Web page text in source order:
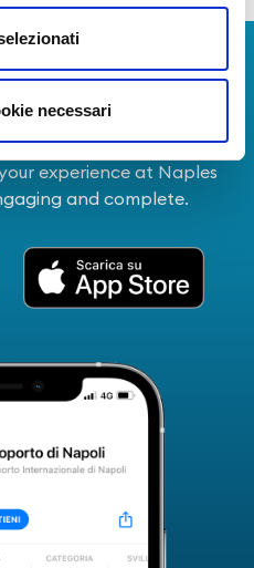
necessari
Apps
Airport Services!
flights, all services and
experience at Naples
and complete.